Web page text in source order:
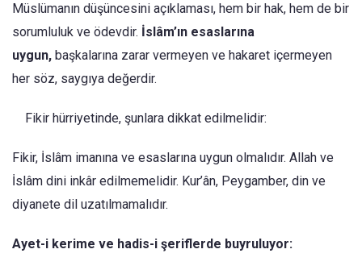
Müslümanın düşüncesini açıklaması, hem bir hak, hem de bir
sorumluluk ve ödevdir. İslâm’ın esaslarına
uygun, başkalarına zarar vermeyen ve hakaret içermeyen
her söz, saygıya değerdir.
Fikir hürriyetinde, şunlara dik­kat edilmelidir:
Fikir, İslâm imanına ve esaslarına uygun olmalıdır. Allah ve
İslâm dini inkâr edilmemelidir. Kur’ân, Peygamber, din ve
diyanete dil uzatılmamalı­dır.
Ayet-i kerime ve hadis-i şeriflerde buyruluyor: